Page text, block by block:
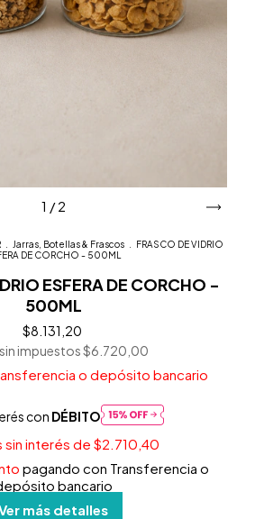
1 /2
. Jarras, Botellas & Frascos .
FRASCO DE VIDRIO
DE CORCHO - 500ML
ESFERA DE CORCHO -
500ML
$8.131,20
impuestos$6.720,00
o depósito bancario
con DÉBITO
sin interés de $2.710,40
pagando con Transferencia o
bancario
más detalles